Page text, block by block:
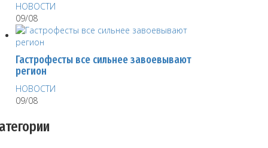
НОВОСТИ
09/08
Гастрофесты все сильнее завоевывают
регион
НОВОСТИ
09/08